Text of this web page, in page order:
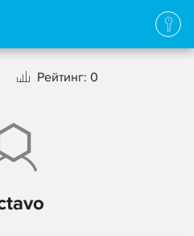
Рейтинг: 0